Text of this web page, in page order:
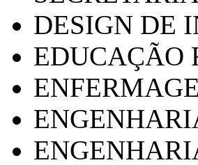
DESIGN DE
EDUCAÇÃO